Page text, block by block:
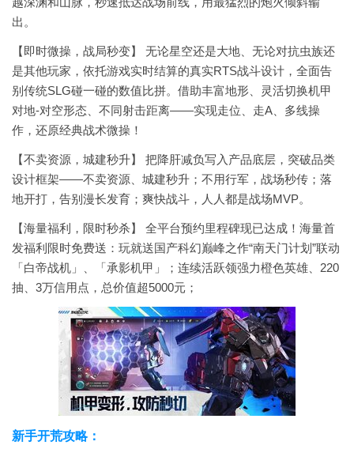
出。
【即时微操，战局秒变】
无论星空还是大地、无论对抗虫族还
是其他玩家，依托游戏实时结算的真实RTS战斗设计，全面告
别传统SLG碰一碰的数值比拼。借助丰富地形、灵活切换机甲
对地-对空形态、不同射击距离——实现走位、走A、多线操
作，还原经典战术微操！
【不卖资源，城建秒升】
把降肝减负写入产品底层，突破品类
设计框架——不卖资源、城建秒升；不用行军，战场秒传；落
地开打，告别漫长发育；爽快战斗，人人都是战场MVP。
【海量福利，限时秒杀】
全平台预约里程碑现已达成！海量首
发福利限时免费送：玩就送国产科幻巅峰之作“南天门计划”联动
「白帝战机」、「承影机甲」；连续活跃领强力橙色英雄、220
抽、3万信用点，总价值超5000元；
新手开荒攻略：